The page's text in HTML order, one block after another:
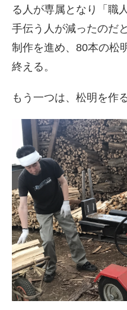
る人が専属となり「職
手伝う人が減ったのだ
制作を進め、80本の松
終える。
もう一つは、松明を作